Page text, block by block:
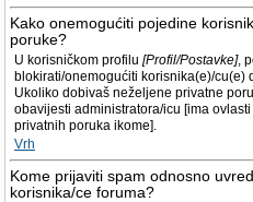
Kako onemogućiti pojedine
poruke?
U korisničkom profilu [Profil/Postavke],
blokirati/onemogućiti korisnika(e)/cu(e)
Ukoliko dobivaš neželjene privatne
obavijesti administratora/icu [ima
privatnih poruka ikome].
Vrh
Kome prijaviti spam odnosno
korisnika/ce foruma?